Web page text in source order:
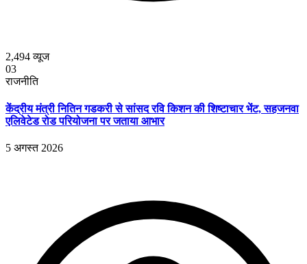
2,494व्यूज
03
राजनीति
केंद्रीय मंत्री नितिन गडकरी से सांसद रवि किशन की शिष्टाचार भेंट, सहजनवा
एलिवेटेड रोड परियोजना पर जताया आभार
5 अगस्त 2026